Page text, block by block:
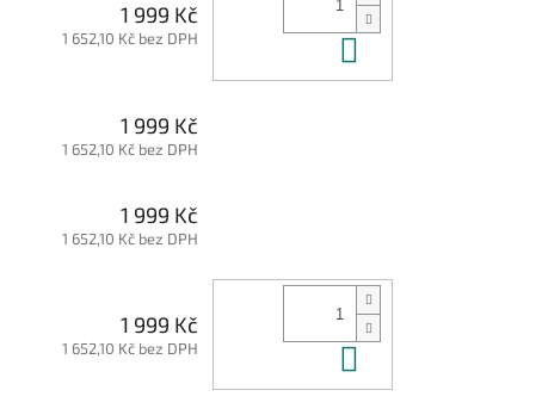
1 999 Kč
1 652,10 Kč bez DPH
1 999 Kč
1 652,10 Kč bez DPH
1 999 Kč
1 652,10 Kč bez DPH
1 999 Kč
1 652,10 Kč bez DPH